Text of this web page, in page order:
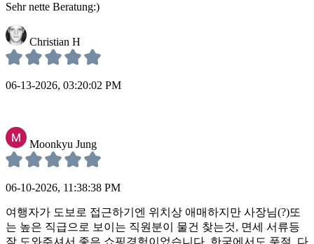
Sehr nette Beratung:)
Christian H
06-13-2026, 03:20:02 PM
Moonkyu Jung
06-10-2026, 11:38:38 PM
여행자가 도보로 접근하기엔 위치상 애매하지만 사장님(?)또
는 높은 직급으로 보이는 직원분이 물건 찾는것, 면세 서류등